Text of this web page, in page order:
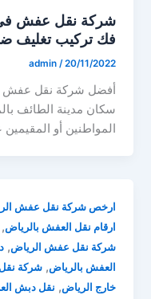
فك تركيب تغليف
admin /20/11/2022
أفضل شركة نقل عفش
سكان مدينة الطائف
المواطنين أو
ارخص شركة نقل عفش
ارقام نقل العفش بالرياض,
شركة نقل عفش الرياض,
العفش بالرياض,شركة
خارج الرياض, نقل دبش